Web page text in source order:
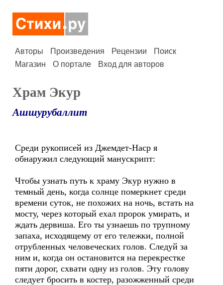
Авторы Произведения Рецензии
Поиск
Магазин
О портале Вход для авторов
Храм Экур
Ашшурубаллит
Среди рукописей из Джемдет-Наср я
обнаружил следующий манускрипт:
Чтобы узнать путь к храму Экур нужно в
темный день, когда солнце померкнет среди
времени суток, не похожих на ночь, встать на
мосту, через который ехал пророк умирать, и
ждать дервиша. Его ты узнаешь по трупному
запаха, исходящему от его тележки, полной
отрубленных человеческих голов. Следуй за
ним и, когда он остановится на перекрестке
пяти дорог, схвати одну из голов. Эту голову
следует бросить в костер, разожженный среди